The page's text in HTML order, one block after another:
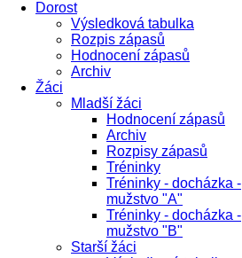
Dorost
Výsledková tabulka
Rozpis zápasů
Hodnocení zápasů
Archiv
Žáci
Mladší žáci
Hodnocení zápasů
Archiv
Rozpisy zápasů
Tréninky
Tréninky - docházka -
mužstvo "A"
Tréninky - docházka -
mužstvo "B"
Starší žáci